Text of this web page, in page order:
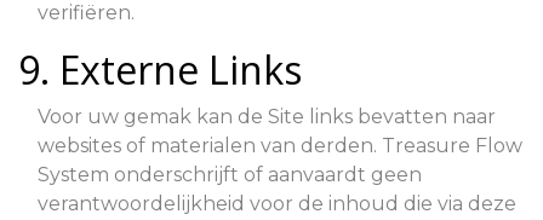
verifiëren.
9. Externe Links
Voor uw gemak kan de Site links bevatten naar
websites of materialen van derden. Treasure Flow
System onderschrijft of aanvaardt geen
verantwoordelijkheid voor de inhoud die via deze